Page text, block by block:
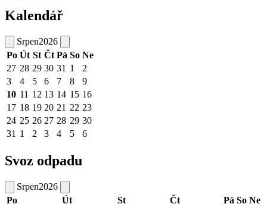
Kalendář
Srpen2026
Po Út St Čt Pá So Ne
27 28 29 30 31 1
2
3
4 5 6 7 8
9
10 11 12 13 14 15 16
17 18 19 20 21 22 23
24 25 26 27 28 29 30
31 1 2 3 4 5 6
Svoz odpadu
Srpen2026
Po
Út St Čt Pá So Ne